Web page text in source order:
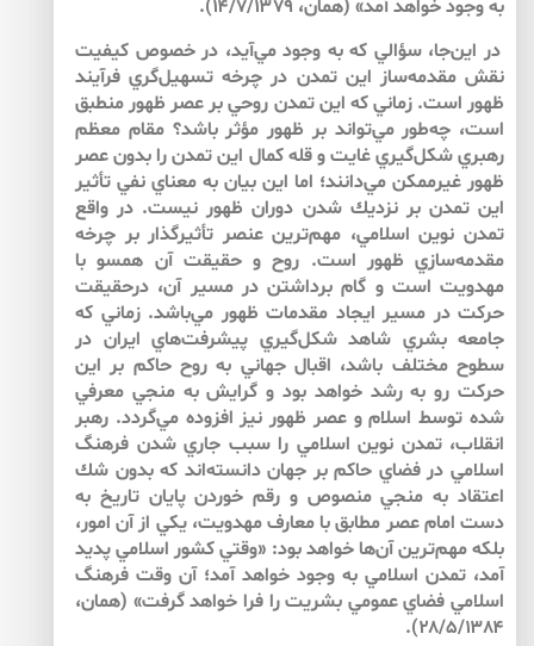
به وجود خواهد آمد» (همان، ۱۴/۷/۱۳۷۹).
در اين‌جا، سؤالي كه به وجود مي‌‌آيد، در خصوص كيفيت
نقش مقدمه‌‌ساز اين تمدن در چرخه‌‌ تسهيل‌‌گري فرآيند
ظهور است. زماني كه اين تمدن روحي بر عصر ظهور منطبق
است، چه‌طور مي‌‌تواند بر ظهور مؤثر باشد؟ مقام معظم
رهبري شكل‌‌گيري غايت و قله كمال اين تمدن را بدون عصر
ظهور غيرممكن مي‌‌دانند؛ اما اين بيان به معناي نفي تأثير
اين تمدن بر نزديك شدن دوران ظهور نيست. در واقع
تمدن نوين اسلامي، مهم‌‌ترين عنصر تأثيرگذار بر چرخه
مقدمه‌‌سازي ظهور است. روح و حقيقت آن همسو با
مهدويت است و گام برداشتن در مسير آن، درحقيقت
حركت در مسير ايجاد مقدمات ظهور مي‌باشد. زماني كه
جامعه بشري شاهد شكل‌‌گيري پيشرفت‌‌هاي ايران در
سطوح مختلف باشد، اقبال جهاني به روح حاكم بر اين
حركت رو به رشد خواهد بود و گرايش به منجي معرفي
شده توسط اسلام و عصر ظهور نيز افزوده مي‌‌گردد. رهبر
انقلاب، تمدن نوين اسلامي را سبب جاري شدن فرهنگ
اسلامي در فضاي حاكم بر جهان دانسته‌‌اند كه بدون شك
اعتقاد به منجي منصوص و رقم خوردن پايان تاريخ به
دست امام عصر مطابق با معارف مهدويت، يكي از آن امور،
بلكه مهم‌‌ترين آن‌ها خواهد بود: «وقتي كشور اسلامي پديد
آمد، تمدن اسلامي به وجود خواهد آمد؛ آن وقت فرهنگ
اسلامي فضاي عمومي بشريت را فرا خواهد گرفت» (همان،
۲۸/۵/۱۳۸۴).